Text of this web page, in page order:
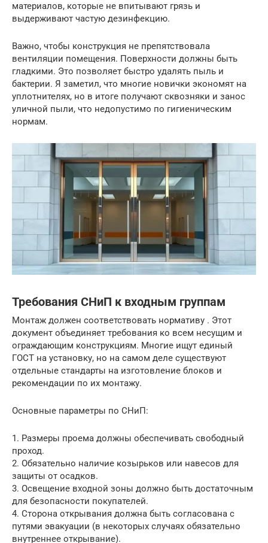
материалов, которые не впитывают грязь и
выдерживают частую дезинфекцию.
Важно, чтобы конструкция не препятствовала
вентиляции помещения. Поверхности должны быть
гладкими. Это позволяет быстро удалять пыль и
бактерии. Я заметил, что многие новички экономят на
уплотнителях, но в итоге получают сквозняки и занос
уличной пыли, что недопустимо по гигиеническим
нормам.
Требования СНиП к входным группам
Монтаж должен соответствовать нормативу . Этот
документ объединяет требования ко всем несущим и
ограждающим конструкциям. Многие ищут единый
ГОСТ на установку, но на самом деле существуют
отдельные стандарты на изготовление блоков и
рекомендации по их монтажу.
Основные параметры по СНиП:
1. Размеры проема должны обеспечивать свободный
проход.
2. Обязательно наличие козырьков или навесов для
защиты от осадков.
3. Освещение входной зоны должно быть достаточным
для безопасности покупателей.
4. Сторона открывания должна быть согласована с
путями эвакуации (в некоторых случаях обязательно
внутреннее открывание).